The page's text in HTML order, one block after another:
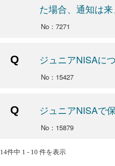
た場合、通知は
No：7271
ジュニアNISAに
No：15427
ジュニアNISAで
No：15879
14件中 1 - 10 件を表示